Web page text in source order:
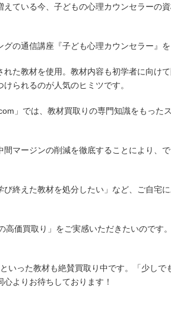
ている今、子どもの心理カウンセラーの
の通信講座『子ども心理カウンセラー』を
た教材を使用。教材内容も初学者に向けて
られるのが人気のヒミツです。
」では、教材買取りの専門知識をもった
マージンの削減を徹底することにより、
び終えた教材を処分したい」など、ご自宅
高価買取り」をご実感いただきたいのです
いった教材も絶賛買取り中です。「少しで
よりお待ちしております！